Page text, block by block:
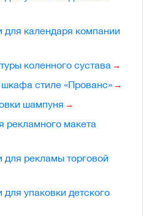
календаря компании
коленного сустава
стиле «Прованс»
шампуня
макета
рекламы торговой
упаковки детского